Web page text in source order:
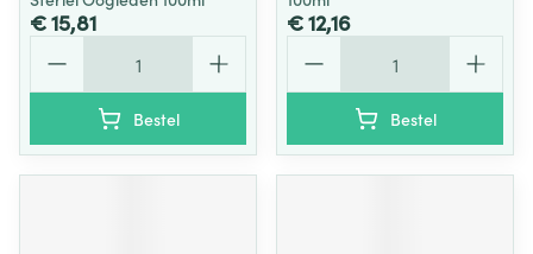
€ 15,81
Bestel
€ 12,16
Bestel